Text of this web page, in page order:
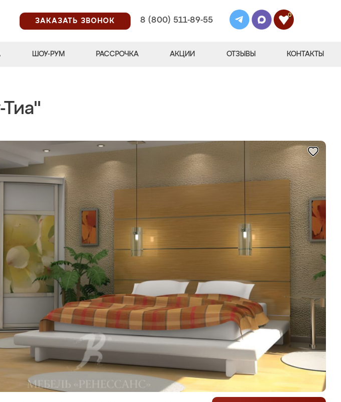
ЗАКАЗАТЬ ЗВОНОК
8 (800) 511-89-55
0
ШОУ-РУМ РАССРОЧКА АКЦИИ ОТЗЫВЫ КОНТАКТЫ